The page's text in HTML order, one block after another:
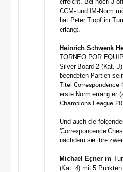
erreicht. Bei noch 3
CCM- und IM-Norm
hat Peter Tropf im
erlangt.
Heinrich Schwenk
TORNEO POR
Silver Board 2 (Kat.
beendeten Partien
Titel Correspondence
erste Norm errang er
Champions League
Und auch die
'Correspondence
nachdem sie ihre
Michael Egner im
(Kat. 4) mit 5